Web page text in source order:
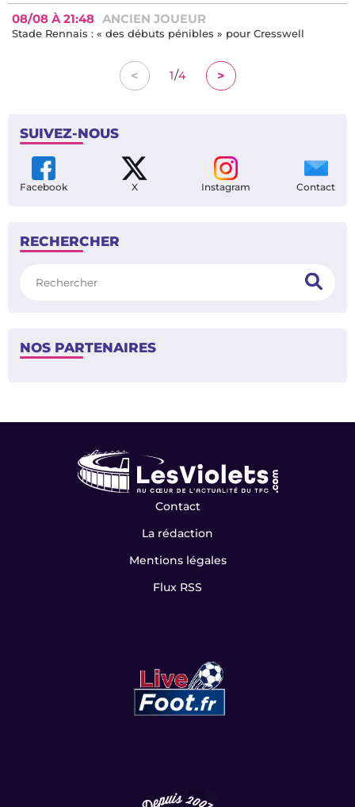
08/08 À 21:48 ANCIEN JOUEUR
Stade Rennais : « des débuts pénibles » pour Cresswell
< 1/4 >
SUIVEZ-NOUS
Facebook X Instagram Contact
RECHERCHER
NOS PARTENAIRES
Contact
La rédaction
Mentions légales
Flux RSS